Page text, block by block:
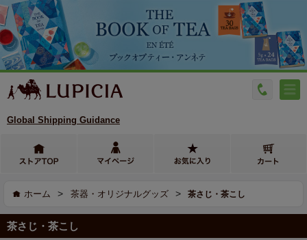
Global Shipping Guidance
ホーム > 茶器・オリジナルグッズ > 茶さじ・茶こし
茶さじ・茶こし